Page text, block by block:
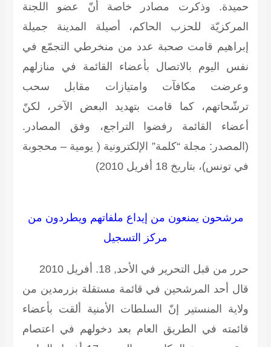
حميدة. وذكرت مصادر خاصة أنّ عضو اللجنة
المركزيّة للحزب الحاكم، أصيلة المدينة جميلة
إبراهيم قامت صحبة عدد من منخرطي التجمّع في
نفس اليوم بالاتصال بأعضاء القائمة في منازلهم
وعرضت مكافآت وامتيازات مقابل سحب
ترشّحاتهم، كما قامت بتهديد البعض الآخر، لكنّ
أعضاء القائمة رفضوا التراجع، وفق المصادر.
(المصدر: مجلة “كلمة” الإلكترونية ( يومية – محجوبة
في تونس)، بتاريخ 18 أفريل 2010)
مرشحون يمنعون من إيداع ملفاتهم ويطردون من
مركز التسجيل
حرر من قبل التحرير في الأحد, 18. أفريل 2010
قال أحد المرشحين في قائمة مستقلة بزرمدين من
ولاية المنستير إنّ السلطات الأمنية ألقت بأعضاء
قائمته في الطريق العام بعد دخولهم في اعتصام